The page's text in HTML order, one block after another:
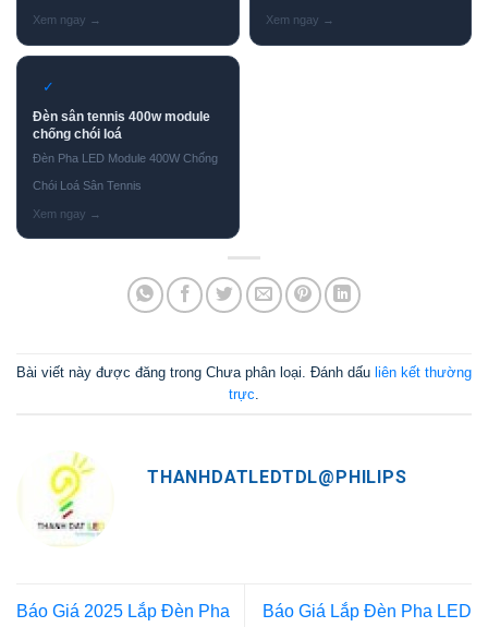
✓
Đèn sân tennis 400w module
chống chói loá
Đèn Pha LED Module 400W Chống
Chói Loá Sân Tennis
Bài viết này được đăng trong Chưa phân loại. Đánh dấu liên kết thường
trực
THANHDATLEDTDL@PHILIPS
Báo Giá 2025 Lắp Đèn Pha Báo Giá Lắp Đèn Pha LED